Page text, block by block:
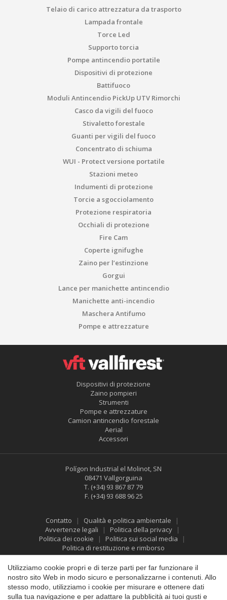
Telaio di carico attrezzatura da trasporto
Lampada frontale
Torce Led
Supporto torcia
Pompe antincendio portatile
Dispositivi di protezione
Battifuoco
Moduli Antincendio PickUp UTV Rimorchi
Casco da vigili del fuoco
Stivaletto forestale
Guanti per vigili del fuoco
Concentrato di schiuma
WUI - Protect versione portatile
Stazioni meteo
Indumenti di protezione
Torcie a sgocciolamento
Protezione respiratoria
Occhiali di protezione
Fire Cam
Coperte ignifughe
Zaino per l’estinzione
Gorgui
Lance per manichette antincendio
Manichette anti-incendio
Maschera Antifumo
Pompe e attrezzature
Dispositivi di protezione
Zaino pompieri
Strumenti
Pompe e attrezzature
Camion antincendio forestale
Aerial
Accessori
Polígon Industrial el Molinot, SN
08471 Vallgorguina
T. (+34) 93 867 87 79
F. (+34) 93 688 96 25
Contatto
Qualità e politica ambientale
Avvertenze legali
Politica della privacy
Politica dei cookie
Politica sui social media
Politica di restituzione e rimborso
Utilizziamo cookie propri e di terze parti per far funzionare il
nostro sito Web in modo sicuro e personalizzarne i contenuti. Allo
stesso modo, utilizziamo i cookie per misurare e ottenere dati
sulla tua navigazione e per adattare la pubblicità ai tuoi gusti e
Salva impostazione Accetta tutti